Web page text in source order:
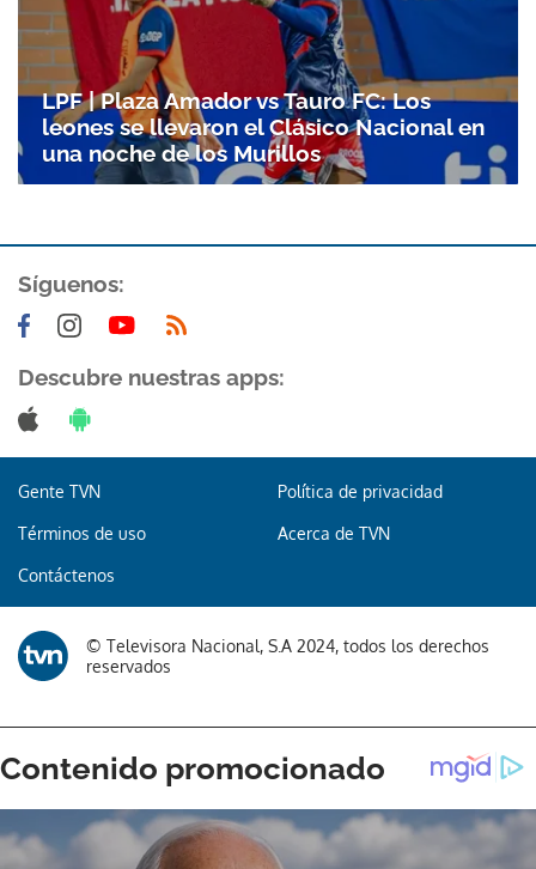
LPF | Plaza Amador vs Tauro FC: Los
leones se llevaron el Clásico Nacional en
una noche de los Murillos
Síguenos:
Descubre nuestras apps:
Gente TVN Política de privacidad
Términos de uso Acerca de TVN
Contáctenos
© Televisora Nacional, S.A 2024, todos los derechos
reservados